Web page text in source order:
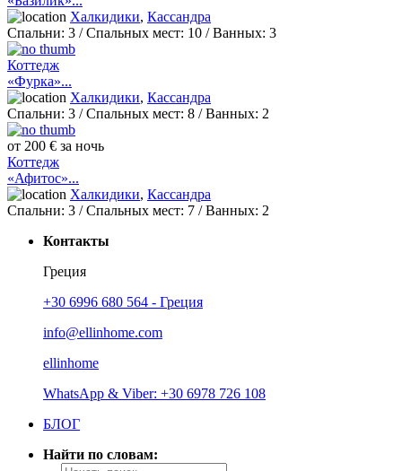
Халкидики, Кассандра
Спальни: 3 / Спальных мест: 10 /Ванных: 3
Коттедж
«Фурка»...
Халкидики, Кассандра
Спальни: 3 / Спальных мест: 8 /Ванных: 2
от 200 € за ночь
Коттедж
«Афитос»...
Халкидики, Кассандра
Спальни: 3 / Спальных мест: 7 /Ванных: 2
Контакты
Греция
+30 6996 680 564 - Греция
info@ellinhome.com
ellinhome
WhatsApp & Viber: +30 6978 726 108
БЛОГ
Найти по словам: